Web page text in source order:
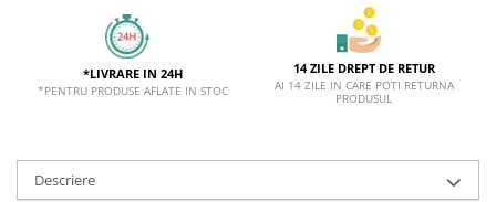
*LIVRARE IN 24H
*PENTRU PRODUSE AFLATE IN STOC
14 ZILE DREPT DE RETUR
AI 14 ZILE IN CARE POTI RETURNA
PRODUSUL
Descriere